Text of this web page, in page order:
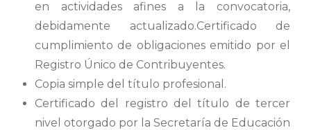
en actividades afines a la convocatoria,
debidamente actualizado.Certificado de
cumplimiento de obligaciones emitido por el
Registro Único de Contribuyentes.
Copia simple del título profesional.
Certificado del registro del título de tercer
nivel otorgado por la Secretaría de Educación